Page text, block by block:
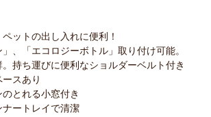
ットの出し入れに便利！
、「エコロジーボトル」取り付け可能。
持ち運びに便利なショルダーベルト付き
スあり
とれる小窓付き
ートレイで清潔